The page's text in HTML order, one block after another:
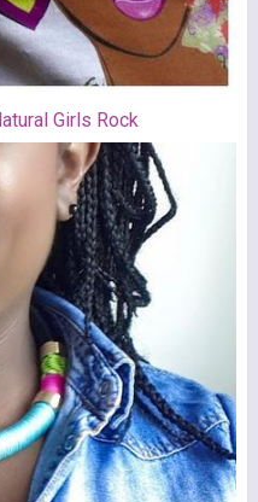
Girls Rock